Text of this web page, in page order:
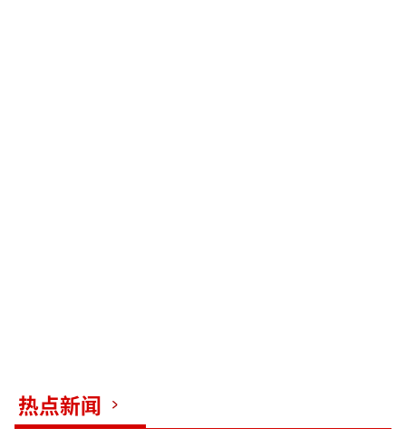
热点新闻